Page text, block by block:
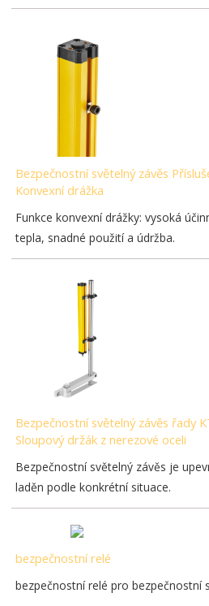
Bezpečnostní světelný závěs
Konvexní drážka
Funkce konvexní drážky: vysoká
tepla, snadné použití a údržba.
Bezpečnostní světelný závěs řady
Sloupový držák z nerezové oceli
Bezpečnostní světelný závěs je
laděn podle konkrétní situace.
bezpečnostní relé
bezpečnostní relé pro bezpečnostní